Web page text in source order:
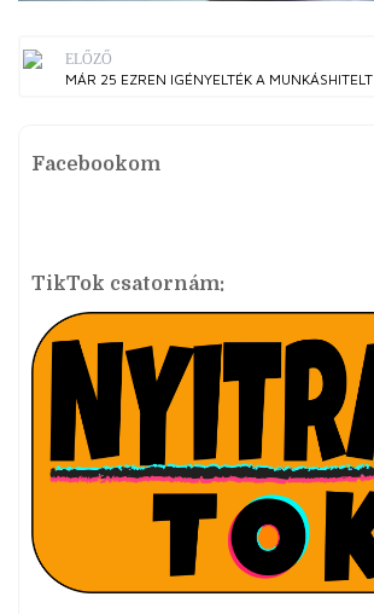
ELŐZŐ
MÁR 25 EZREN IGÉNYELTÉK A MUNKÁSHITELT
Facebookom
TikTok csatornám: